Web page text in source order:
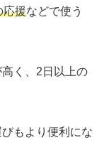
応援などで使う
く、2日以上の
もより便利にな